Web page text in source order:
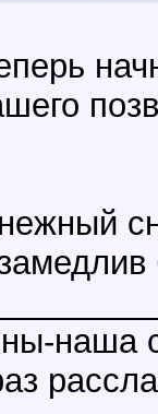
наша